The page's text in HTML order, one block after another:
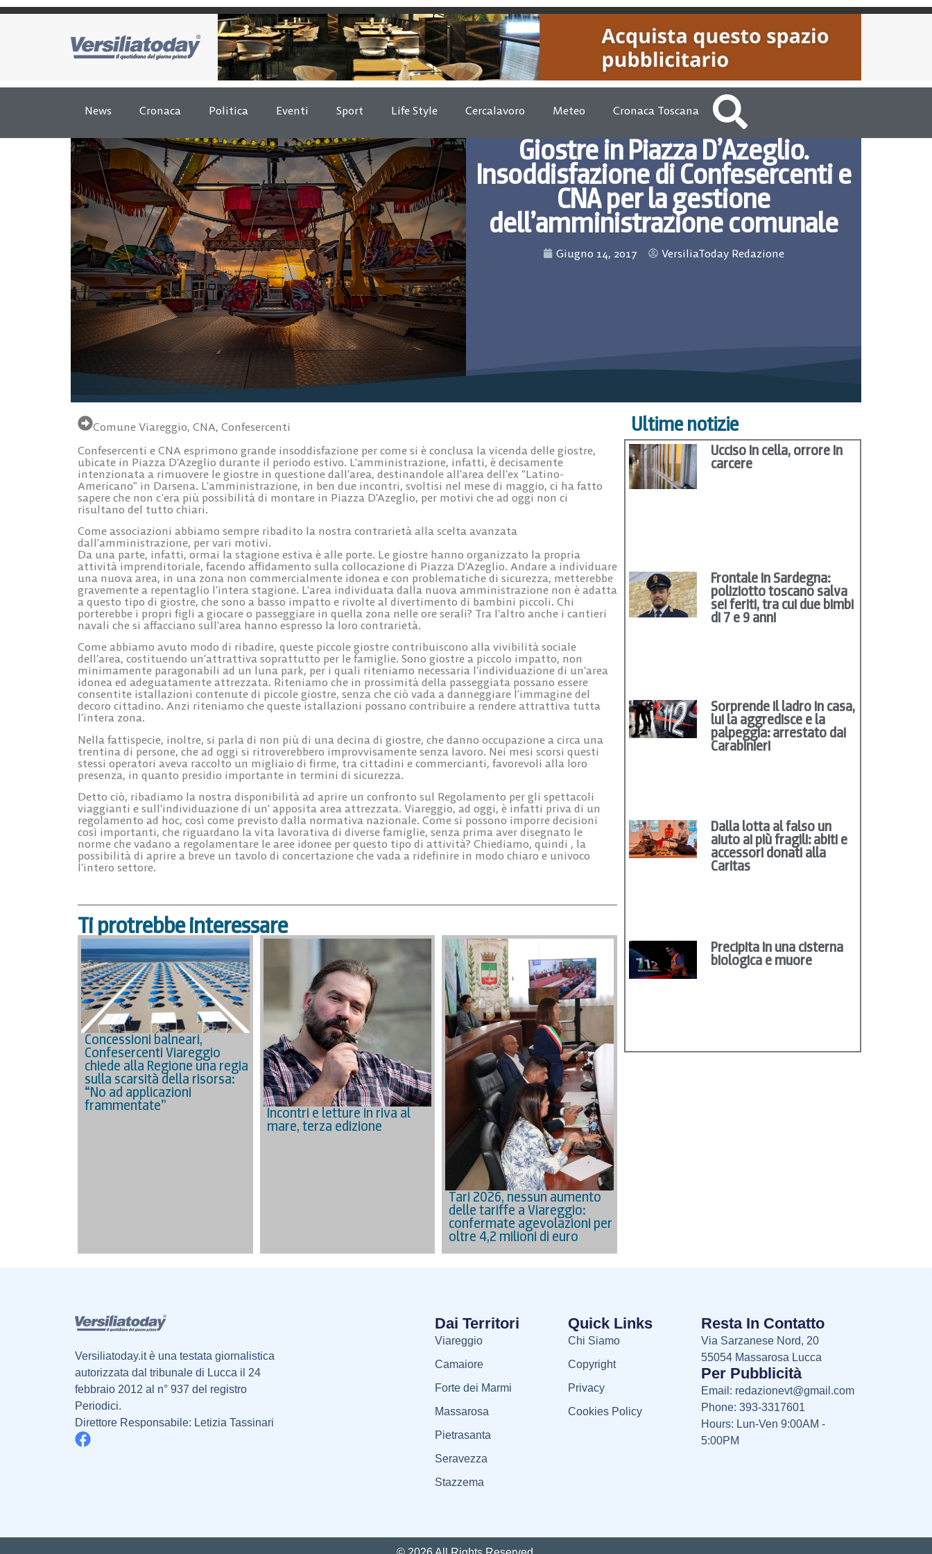
News Cronaca Politica Eventi Sport Life Style Cercalavoro Meteo Cronaca Toscana
Giostre in Piazza D’Azeglio.
Insoddisfazione di Confesercenti e
CNA per la gestione
dell’amministrazione comunale
Giugno 14, 2017 VersiliaToday Redazione
Comune Viareggio, CNA, Confesercenti
Confesercenti e CNA esprimono grande insoddisfazione per come si è conclusa la vicenda delle giostre,
ubicate in Piazza D’Azeglio durante il periodo estivo. L’amministrazione, infatti, è decisamente
intenzionata a rimuovere le giostre in questione dall’area, destinandole all’area dell’ex “Latino-
Americano” in Darsena. L’amministrazione, in ben due incontri, svoltisi nel mese di maggio, ci ha fatto
sapere che non c’era più possibilità di montare in Piazza D’Azeglio, per motivi che ad oggi non ci
risultano del tutto chiari.
Come associazioni abbiamo sempre ribadito la nostra contrarietà alla scelta avanzata
dall’amministrazione, per vari motivi.
Da una parte, infatti, ormai la stagione estiva è alle porte. Le giostre hanno organizzato la propria
attività imprenditoriale, facendo affidamento sulla collocazione di Piazza D’Azeglio. Andare a individuare
una nuova area, in una zona non commercialmente idonea e con problematiche di sicurezza, metterebbe
gravemente a repentaglio l’intera stagione. L’area individuata dalla nuova amministrazione non è adatta
a questo tipo di giostre, che sono a basso impatto e rivolte al divertimento di bambini piccoli. Chi
porterebbe i propri figli a giocare o passeggiare in quella zona nelle ore serali? Tra l’altro anche i cantieri
navali che si affacciano sull’area hanno espresso la loro contrarietà.
Come abbiamo avuto modo di ribadire, queste piccole giostre contribuiscono alla vivibilità sociale
dell’area, costituendo un’attrattiva soprattutto per le famiglie. Sono giostre a piccolo impatto, non
minimamente paragonabili ad un luna park, per i quali riteniamo necessaria l’individuazione di un’area
idonea ed adeguatamente attrezzata. Riteniamo che in prossimità della passeggiata possano essere
consentite istallazioni contenute di piccole giostre, senza che ciò vada a danneggiare l’immagine del
decoro cittadino. Anzi riteniamo che queste istallazioni possano contribuire a rendere attrattiva tutta
l’intera zona.
Nella fattispecie, inoltre, si parla di non più di una decina di giostre, che danno occupazione a circa una
trentina di persone, che ad oggi si ritroverebbero improvvisamente senza lavoro. Nei mesi scorsi questi
stessi operatori aveva raccolto un migliaio di firme, tra cittadini e commercianti, favorevoli alla loro
presenza, in quanto presidio importante in termini di sicurezza.
Detto ciò, ribadiamo la nostra disponibilità ad aprire un confronto sul Regolamento per gli spettacoli
viaggianti e sull’individuazione di un’ apposita area attrezzata. Viareggio, ad oggi, è infatti priva di un
regolamento ad hoc, così come previsto dalla normativa nazionale. Come si possono imporre decisioni
così importanti, che riguardano la vita lavorativa di diverse famiglie, senza prima aver disegnato le
norme che vadano a regolamentare le aree idonee per questo tipo di attività? Chiediamo, quindi , la
possibilità di aprire a breve un tavolo di concertazione che vada a ridefinire in modo chiaro e univoco
l’intero settore.
Ti protrebbe interessare
Concessioni balneari,
Confesercenti Viareggio
chiede alla Regione una regia
sulla scarsità della risorsa:
“No ad applicazioni
frammentate” Incontri e letture in riva al
mare, terza edizione
Tari 2026, nessun aumento
delle tariffe a Viareggio:
confermate agevolazioni per
oltre 4,2 milioni di euro
Ultime notizie
Ucciso in cella, orrore in
carcere
Frontale in Sardegna:
poliziotto toscano salva
sei feriti, tra cui due bimbi
di 7 e 9 anni
Sorprende il ladro in casa,
lui la aggredisce e la
palpeggia: arrestato dai
Carabinieri
Dalla lotta al falso un
aiuto ai più fragili: abiti e
accessori donati alla
Caritas
Precipita in una cisterna
biologica e muore
Versiliatoday.it è una testata giornalistica
autorizzata dal tribunale di Lucca il 24
febbraio 2012 al n° 937 del registro
Periodici.
Direttore Responsabile: Letizia Tassinari
Dai Territori
Viareggio
Camaiore
Forte dei Marmi
Massarosa
Pietrasanta
Seravezza
Stazzema
Quick Links
Chi Siamo
Copyright
Privacy
Cookies Policy
Resta In Contatto
Via Sarzanese Nord, 20
55054 Massarosa Lucca
Per Pubblicità
Email: redazionevt@gmail.com
Phone: 393-3317601
Hours: Lun-Ven 9:00AM -
5:00PM